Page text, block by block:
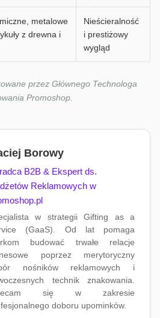
metalowe
z drewna i
Nieścieralność
i prestiżowy
wygląd
przez Głównego Technologa
Promoshop.
Borowy
B2B & Ekspert ds.
Reklamowych w
w strategii Gifting as a
(GaaS). Od lat pomaga
budować trwałe relacje
poprzez merytoryczny
nośników reklamowych i
technik znakowania.
się w zakresie
doboru upominków.